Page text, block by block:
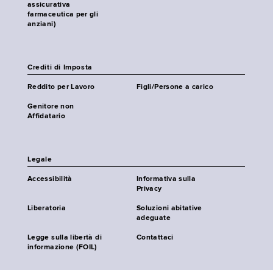
assicurativa
farmaceutica per gli
anziani)
Crediti di Imposta
Reddito per Lavoro Figli/Persone a carico
Genitore non
Affidatario
Legale
Accessibilità
Informativa sulla
Privacy
Liberatoria
Soluzioni abitative
adeguate
Legge sulla libertà di
informazione (FOIL)
Contattaci